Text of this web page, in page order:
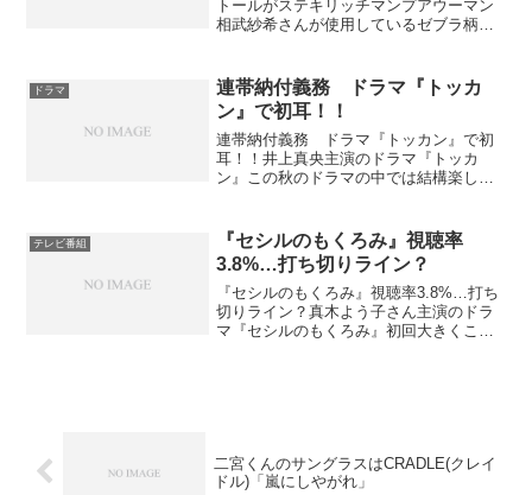
トールがステキリッチマンプアウーマン
相武紗希さんが使用しているゼブラ柄の
ルしてましたねこのストールの販売先を
探してみましたが高級ブラ...
ドラマ
連帯納付義務 ドラマ『トッカ
ン』で初耳！！
連帯納付義務 ドラマ『トッカン』で初
耳！！井上真央主演のドラマ『トッカ
ン』この秋のドラマの中では結構楽しみ
件に挑むという設定。そういえば前回、
錨（いかり）さんの夫乱入で...
テレビ番組
『セシルのもくろみ』視聴率
3.8%…打ち切りライン？
『セシルのもくろみ』視聴率3.8%…打ち
切りライン？真木よう子さん主演のドラ
マ『セシルのもくろみ』初回大きくこけ
二宮くんのサングラスはCRADLE(クレイ
ドル)「嵐にしやがれ」